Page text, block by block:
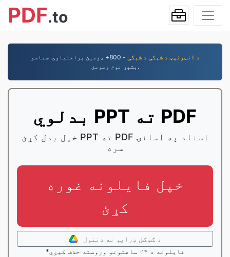
PDF.to
د انټرنېټ د شبکې د شبکې
- 800+ ډومین پراختیاوې. ستاسو
بشپړ نوم ومومئ.
بدلوي PPT ته PDF
خپل بدل کړئ PPT ته PDF اسناد په اسانۍ
سره
خپل فایلونه غوره
کړئ
د ګوګل ډرایو نه دننول
*فایلونه د ۲۴ ساعتونو وروسته حذف کیږي